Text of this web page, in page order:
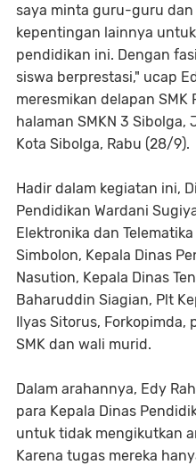
saya minta guru-guru dan
kepentingan lainnya
pendidikan ini. Dengan
siswa berprestasi," ucap
meresmikan delapan
halaman SMKN 3 Sibolga,
Kota Sibolga, Rabu (28/9).
Hadir dalam kegiatan ini,
Pendidikan Wardani
Elektronika dan
Simbolon, Kepala Dinas
Nasution, Kepala Dinas
Baharuddin Siagian, Plt
Ilyas Sitorus, Forkopimda,
SMK dan wali murid.
Dalam arahannya, Edy
para Kepala Dinas
untuk tidak mengikutkan
Karena tugas mereka